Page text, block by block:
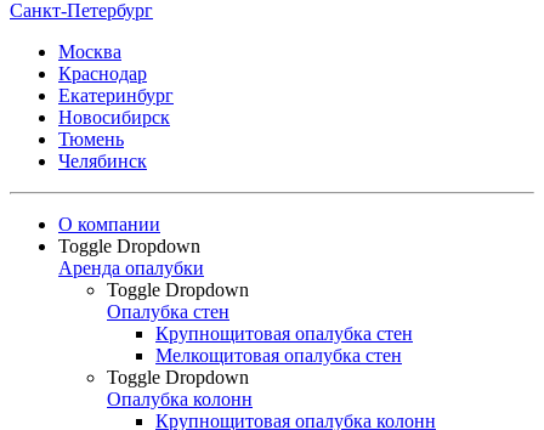
Санкт-Петербург
Москва
Краснодар
Екатеринбург
Новосибирск
Тюмень
Челябинск
О компании
Toggle Dropdown
Аренда опалубки
Toggle Dropdown
Опалубка стен
Крупнощитовая опалубка стен
Мелкощитовая опалубка стен
Toggle Dropdown
Опалубка колонн
Крупнощитовая опалубка колонн